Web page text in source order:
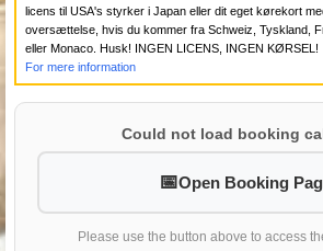
licens til USA's styrker i Japan eller dit eget kørekort
oversættelse, hvis du kommer fra Schweiz, Tyskland,
eller Monaco. Husk! INGEN LICENS, INGEN KØRSEL!
For mere information
Could not load booking
Open Booking
Please use the button above to access